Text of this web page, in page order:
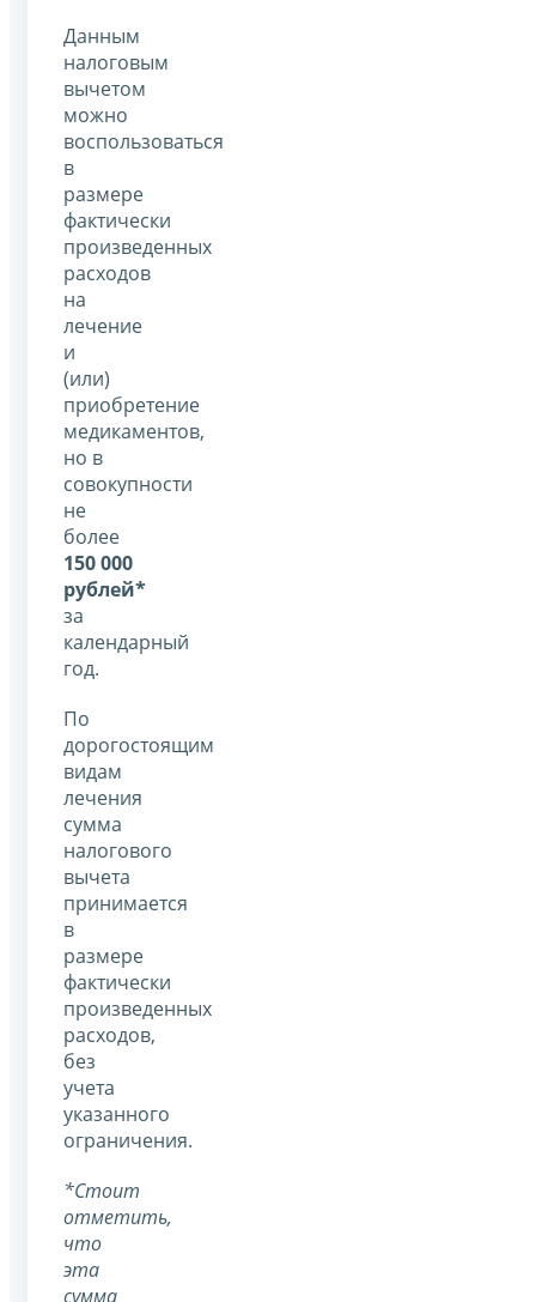
Данным
налоговым
вычетом
можно
воспользоваться
в
размере
фактически
произведенных
расходов
на
лечение
и
(или)
приобретение
медикаментов,
но в
совокупности
не
более
150 000
рублей*
за
календарный
год.
По
дорогостоящим
видам
лечения
сумма
налогового
вычета
принимается
в
размере
фактически
произведенных
расходов,
без
учета
указанного
ограничения.
*Стоит
отметить,
что
эта
сумма